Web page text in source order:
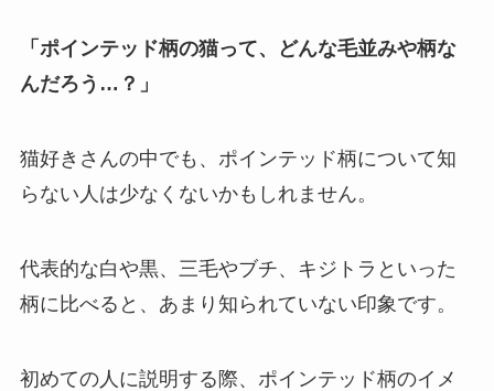
「ポインテッド柄の猫って、どんな毛並みや柄な
んだろう…？」
猫好きさんの中でも、ポインテッド柄について知
らない人は少なくないかもしれません。
代表的な白や黒、三毛やブチ、キジトラといった
柄に比べると、あまり知られていない印象です。
初めての人に説明する際、ポインテッド柄のイメ